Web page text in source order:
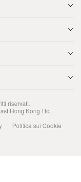
riservati.
Hong Kong Ltd.
Politica sui Cookie